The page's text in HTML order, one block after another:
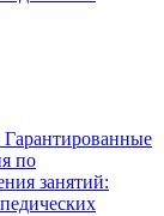
Гарантированные
по
занятий: